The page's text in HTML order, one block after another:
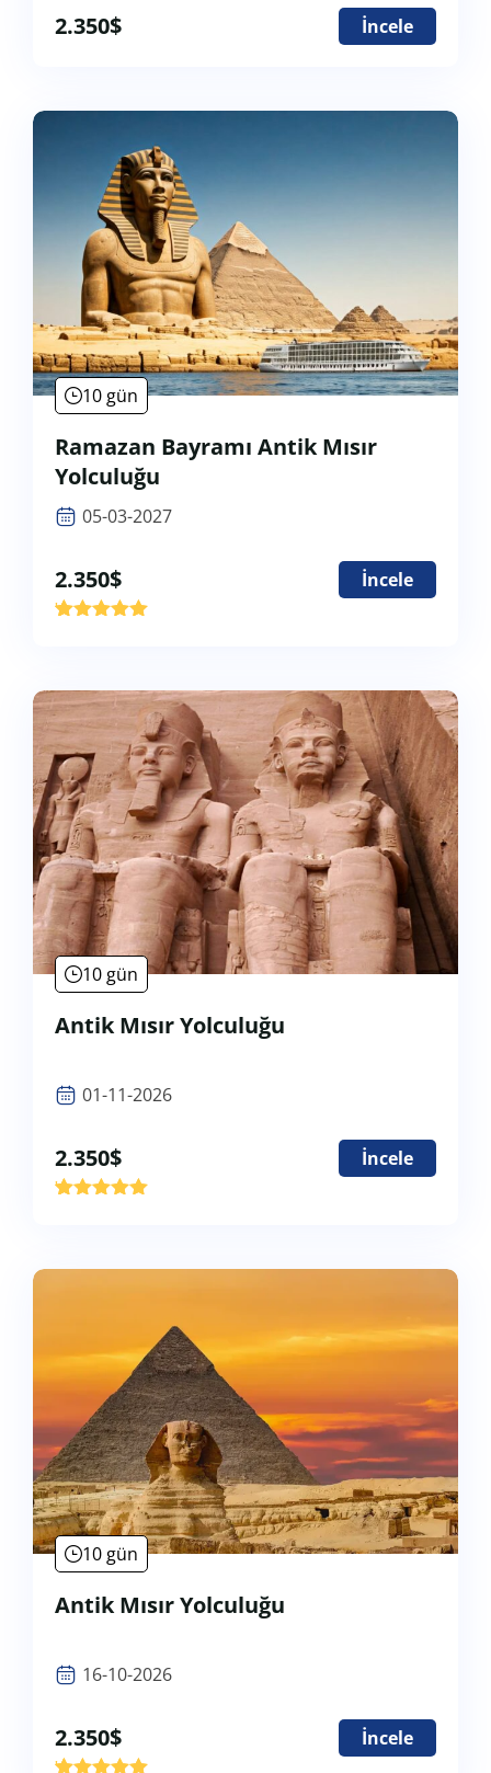
2.350$ İncele
10 gün
Ramazan Bayramı Antik Mısır
Yolculuğu
05-03-2027
2.350$ İncele
'
10 gün
Antik Mısır Yolculuğu
01-11-2026
2.350$ İncele
'
10 gün
Antik Mısır Yolculuğu
16-10-2026
2.350$ İncele
'